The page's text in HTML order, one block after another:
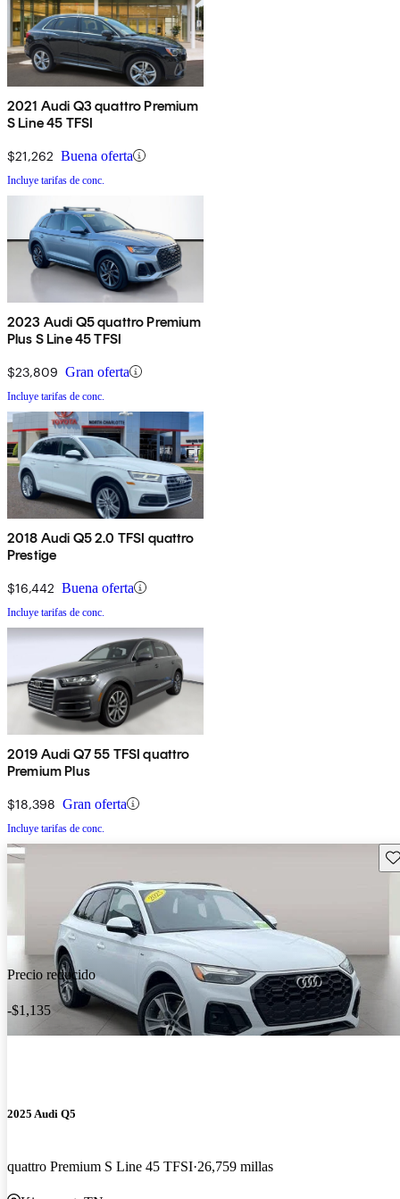
2021 Audi Q3 quattro Premium
S Line 45 TFSI
$21,262 Buena oferta
Incluye tarifas de conc.
2023 Audi Q5 quattro Premium
Plus S Line 45 TFSI
$23,809 Gran oferta
Incluye tarifas de conc.
2018 Audi Q5 2.0 TFSI quattro
Prestige
$16,442 Buena oferta
Incluye tarifas de conc.
2019 Audi Q7 55 TFSI quattro
Premium Plus
$18,398 Gran oferta
Incluye tarifas de conc.
Precio reducido
-$1,135
2025 Audi Q5
quattro Premium S Line 45 TFSI 26,759 millas